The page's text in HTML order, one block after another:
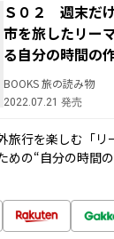
Ｓ０２ 週末だ
市を旅したリー
る自分の時間の
BOOKS 旅の読み物
2022.07.21 発売
旅行を楽しむ「リ
めの“自分の時間